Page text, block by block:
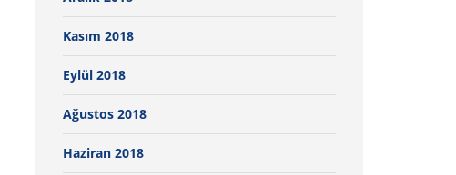
Kasım 2018
Eylül 2018
Ağustos 2018
Haziran 2018